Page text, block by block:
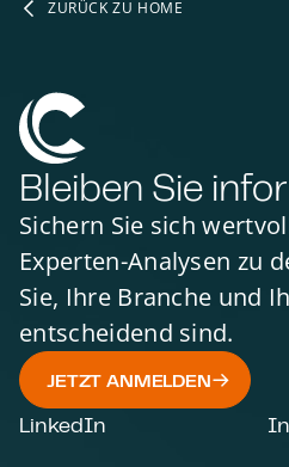
ZURÜCK ZU HOME
Bleiben Sie
Sichern Sie sich
Experten-Analysen zu
Sie, Ihre Branche und
entscheidend sind.
JETZT ANMELDEN
LinkedIn